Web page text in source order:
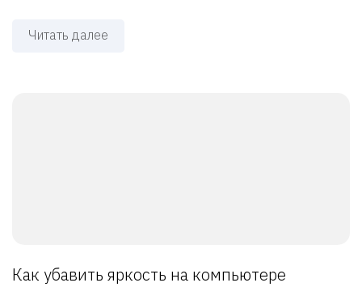
Читать далее
Как убавить яркость на компьютере